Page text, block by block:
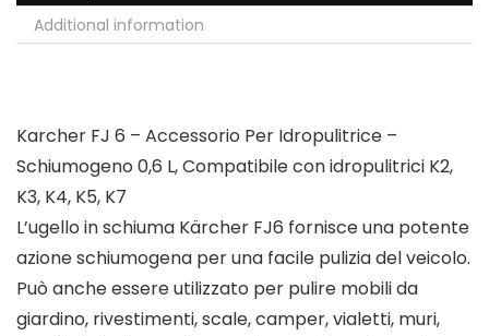
Additional information
Karcher FJ 6 – Accessorio Per Idropulitrice –
Schiumogeno 0,6 L, Compatibile con idropulitrici K2,
K3, K4, K5, K7
L’ugello in schiuma Kärcher FJ6 fornisce una potente
azione schiumogena per una facile pulizia del veicolo.
Può anche essere utilizzato per pulire mobili da
giardino, rivestimenti, scale, camper, vialetti, muri,